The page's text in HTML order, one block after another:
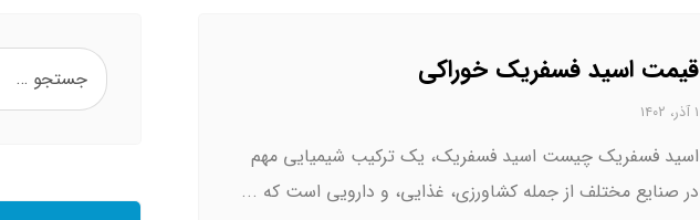
قیمت اسید فسفریک خوراکی
۱ آذر، ۱۴۰۲
اسید فسفریک چیست اسید فسفریک، یک ترکیب شیمیایی مهم
در صنایع مختلف از جمله کشاورزی، غذایی، و دارویی است که ...